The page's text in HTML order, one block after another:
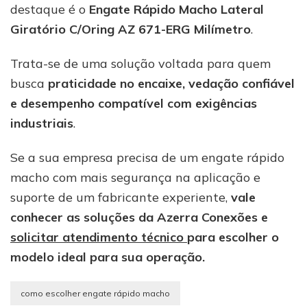
destaque é o Engate Rápido Macho Lateral
Giratório C/Oring AZ 671-ERG Milímetro.
Trata-se de uma solução voltada para quem
busca praticidade no encaixe, vedação confiável
e desempenho compatível com exigências
industriais.
Se a sua empresa precisa de um engate rápido
macho com mais segurança na aplicação e
suporte de um fabricante experiente, vale
conhecer as soluções da Azerra Conexões e
solicitar atendimento técnico para escolher o
modelo ideal para sua operação.
como escolher engate rápido macho